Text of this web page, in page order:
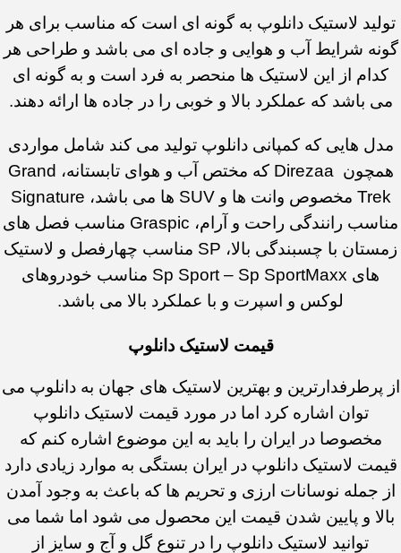
تولید لاستیک دانلوپ به گونه ای است که مناسب برای هر
گونه شرایط آب و هوایی و جاده ای می باشد و طراحی هر
کدام از این لاستیک ها منحصر به فرد است و به گونه ای
می باشد که عملکرد بالا و خوبی را در جاده ها ارائه دهند.
مدل هایی که کمپانی دانلوپ تولید می کند شامل مواردی
همچون Direzaa که مختص آب و هوای تابستانه، Grand
Trek مخصوص وانت ها و SUV ها می باشد، Signature
مناسب رانندگی راحت و آرام، Graspic مناسب فصل های
زمستان با چسبندگی بالا، SP مناسب چهارفصل و لاستیک
های Sp Sport – Sp SportMaxx مناسب خودروهای
لوکس و اسپرت و با عملکرد بالا می باشد.
قیمت لاستیک دانلوپ
از پرطرفدارترین و بهترین لاستیک های جهان به دانلوپ می
توان اشاره کرد اما در مورد قیمت لاستیک دانلوپ
مخصوصا در ایران را باید به این موضوع اشاره کنم که
قیمت لاستیک دانلوپ در ایران بستگی به موارد زیادی دارد
از جمله نوسانات ارزی و تحریم ها که باعث به وجود آمدن
بالا و پایین شدن قیمت این محصول می شود اما شما می
توانید لاستیک دانلوپ را در تنوع گل و آج و سایز از